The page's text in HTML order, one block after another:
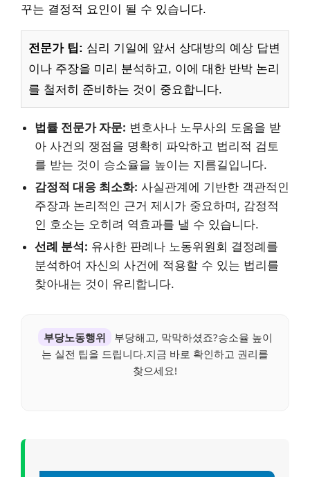
꾸는 결정적 요인이 될 수 있습니다.
전문가 팁: 심리 기일에 앞서 상대방의 예상 답변
이나 주장을 미리 분석하고, 이에 대한 반박 논리
를 철저히 준비하는 것이 중요합니다.
법률 전문가 자문: 변호사나 노무사의 도움을 받
아 사건의 쟁점을 명확히 파악하고 법리적 검토
를 받는 것이 승소율을 높이는 지름길입니다.
감정적 대응 최소화: 사실관계에 기반한 객관적인
주장과 논리적인 근거 제시가 중요하며, 감정적
인 호소는 오히려 역효과를 낼 수 있습니다.
선례 분석: 유사한 판례나 노동위원회 결정례를
분석하여 자신의 사건에 적용할 수 있는 법리를
찾아내는 것이 유리합니다.
부당노동행위
부당해고, 막막하셨죠?승소율 높이
는 실전 팁을 드립니다.지금 바로 확인하고 권리를
찾으세요!